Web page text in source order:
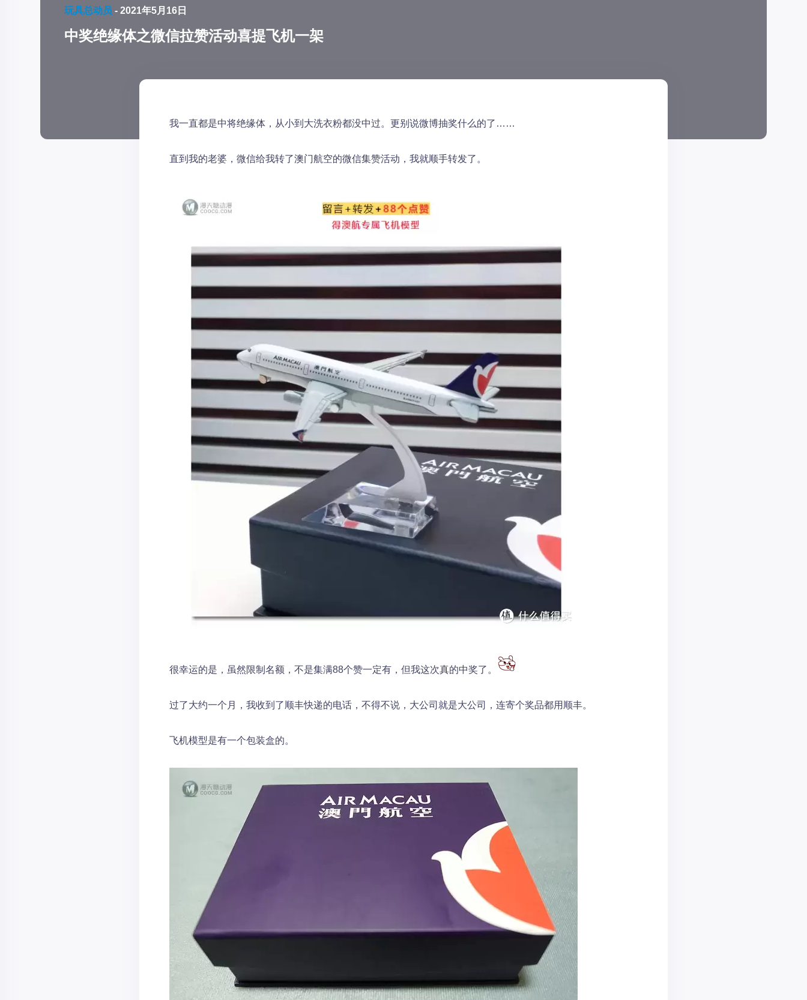
玩具总动员 - 2021年5月16日
中奖绝缘体之微信拉赞活动喜提飞机一架
我一直都是中将绝缘体，从小到大洗衣粉都没中过。更别说微博抽奖什么的了……
直到我的老婆，微信给我转了澳门航空的微信集赞活动，我就顺手转发了。
很幸运的是，虽然限制名额，不是集满88个赞一定有，但我这次真的中奖了。
过了大约一个月，我收到了顺丰快递的电话，不得不说，大公司就是大公司，连寄个奖品都用顺丰。
飞机模型是有一个包装盒的。